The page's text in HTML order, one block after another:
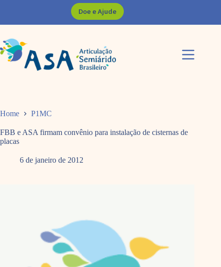
Doe e Ajude
Home P1MC
FBB e ASA firmam convênio para instalação de cisternas de
placas
6 de janeiro de 2012